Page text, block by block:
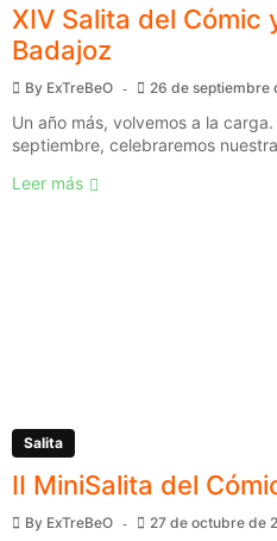
XIV Salita del Cómic
Badajoz
By ExTreBeO 26 de septiembre
Un año más, volvemos a la
septiembre, celebraremos
Leer más
Salita
II MiniSalita del
By ExTreBeO 27 de octubre de